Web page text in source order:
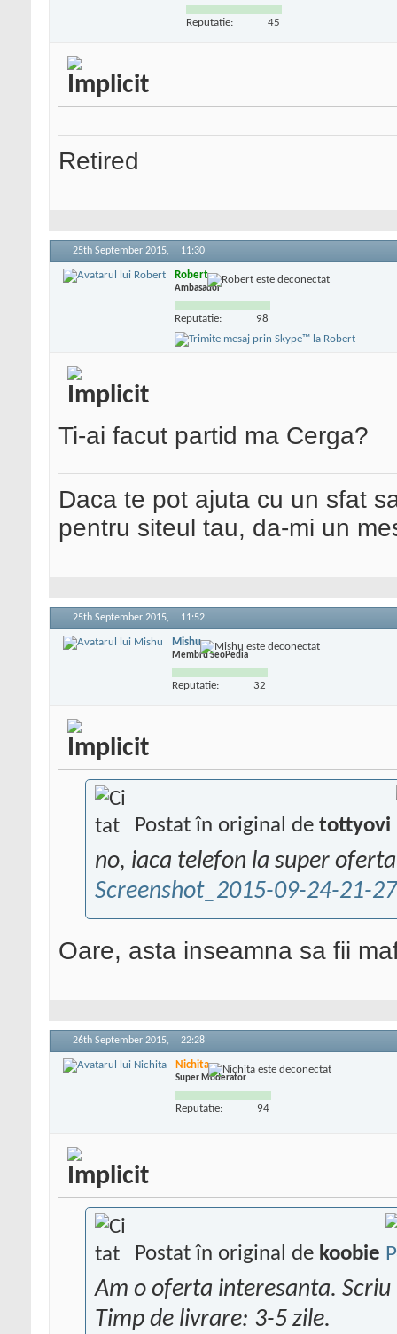
Reputatie: 45
Retired
25th September 2015, 11:30
Robert
Ambasador
Reputatie: 98
Ti-ai facut partid ma Cerga?
Daca te pot ajuta cu un sfat
pentru siteul tau, da-mi un
25th September 2015, 11:52
Mishu
Membru SeoPedia
Reputatie: 32
Postat în original de tottyovi
no, iaca telefon la super oferta
Screenshot_2015-09-24-21-
Oare, asta inseamna sa fii
26th September 2015, 22:28
Nichita
Super Moderator
Reputatie: 94
Postat în original de koobie
Am o oferta interesanta.
Timp de livrare: 3-5 zile.